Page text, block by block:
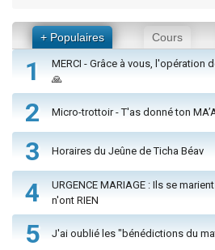
+ Populaires Cours
1
MERCI - Grâce à vous, l'opération
🙏
2 Micro-trottoir - T'as donné ton
3 Horaires du Jeûne de Ticha Béav
4
URGENCE MARIAGE : Ils se
n'ont RIEN
5 J'ai oublié les "bénédictions du